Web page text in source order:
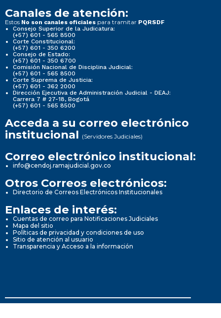
Canales de atención:
Estos No son canales oficiales para tramitar PQRSDF
Consejo Superior de la Judicatura:
(+57) 601 - 565 8500
Corte Constitucional:
(+57) 601 - 350 6200
Consejo de Estado:
(+57) 601 - 350 6700
Comisión Nacional de Disciplina Judicial:
(+57) 601 - 565 8500
Corte Suprema de Justicia:
(+57) 601 - 362 2000
Dirección Ejecutiva de Administración Judicial - DEAJ:
Carrera 7 # 27-18, Bogotá
(+57) 601 - 565 8500
Acceda a su correo electrónico
institucional (Servidores Judiciales)
Correo electrónico institucional:
info@cendoj.ramajudicial.gov.co
Otros Correos electrónicos:
Directorio de Correos Electrónicos Institucionales
Enlaces de interés:
Cuentas de correo para Notificaciones Judiciales
Mapa del sitio
Políticas de privacidad y condiciones de uso
Sitio de atención al usuario
Transparencia y Acceso a la información